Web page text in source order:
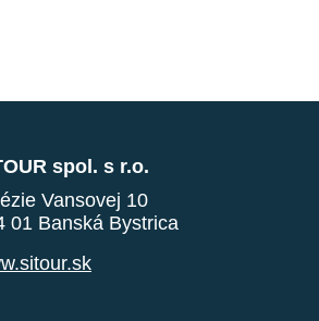
spol. s r.o.
Vansovej 10
01 Banská Bystrica